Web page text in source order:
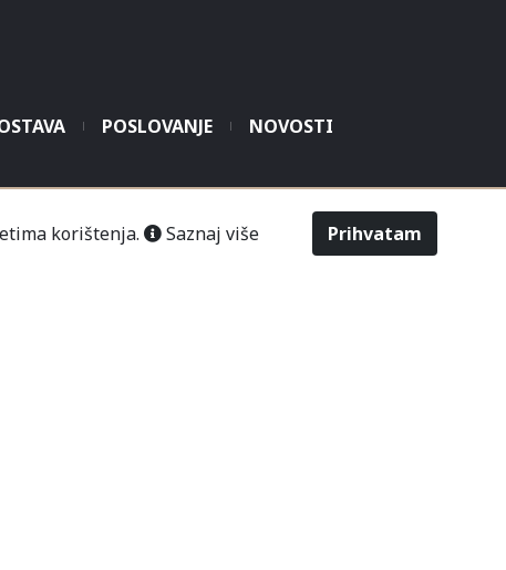
korištenja. Saznaj više Prihvatam
POSLOVANJE NOVOSTI
Čitluk-Međugorje.